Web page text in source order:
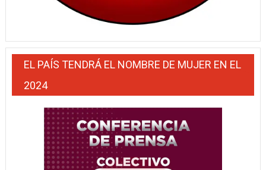
EL PAÍS TENDRÁ EL NOMBRE DE MUJER EN EL
2024